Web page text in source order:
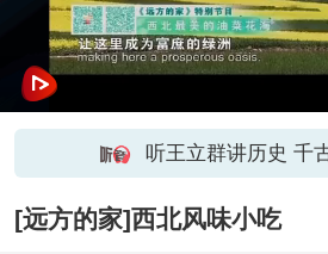
听王立群讲历史 千
[远方的家]西北风味小吃